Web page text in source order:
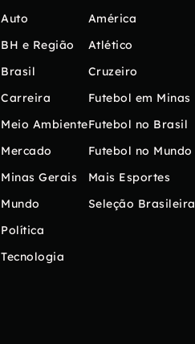
Auto
BH e Região
Brasil
Carreira
Meio Ambiente
Mercado
Minas Gerais
Mundo
Política
Tecnologia
América
Atlético
Cruzeiro
Futebol em Minas
Futebol no Brasil
Futebol no Mundo
Mais Esportes
Seleção Brasileira